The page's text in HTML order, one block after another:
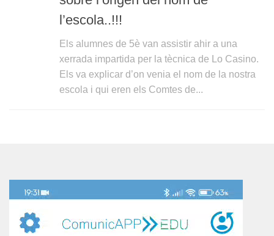
l’escola..!!!
Els alumnes de 5è van assistir ahir a una
xerrada impartida per la tècnica de Lo Casino.
Els va explicar d’on venia el nom de la nostra
escola i qui eren els Comtes de...
de
vídeo